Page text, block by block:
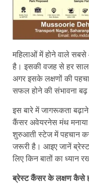
महिलाओं में होने वाले
है। इसकी वजह से हर साल
अगर इसके लक्षणों की
सफल होने की संभावना बढ़
इस बारे में जागरूकता
कैंसर अवेयरनेस मंथ
शुरुआती स्टेज में पहचान
जरूरी है। आइए जानें
लिए किन बातों का ध्यान
ब्रेस्ट कैंसर के लक्षण कैसे